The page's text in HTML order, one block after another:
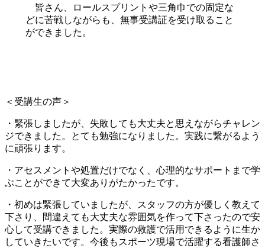
皆さん、ロールスプリントや三角巾での固定な
どに苦戦しながらも、無事受講証を受け取ること
ができました。
＜受講生の声＞
・緊張しましたが、失敗しても大丈夫と思えながらチャレン
ジできました。とても勉強になりました。実践に繋がるよう
に頑張ります。
・アセスメントや処置だけでなく、心理的なサポートまで学
ぶことができて大変ありがたかったです。
・初めは緊張していましたが、スタッフの方が優しく教えて
下さり、間違えても大丈夫な雰囲気を作って下さったので安
心して受講できました。実際の救護で活用できるように生か
していきたいです。今後もスポーツ現場で活躍する看護師さ